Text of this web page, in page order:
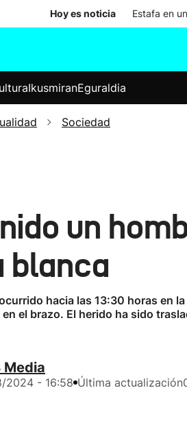
Hoy es noticia Estafa en
Elecciones
IkusmiranEguraldia
Sociedad
un
blanca
hacia las 13:30 horas en
el brazo. El herido ha sido
Media
2024 - 16:58 Última actualización